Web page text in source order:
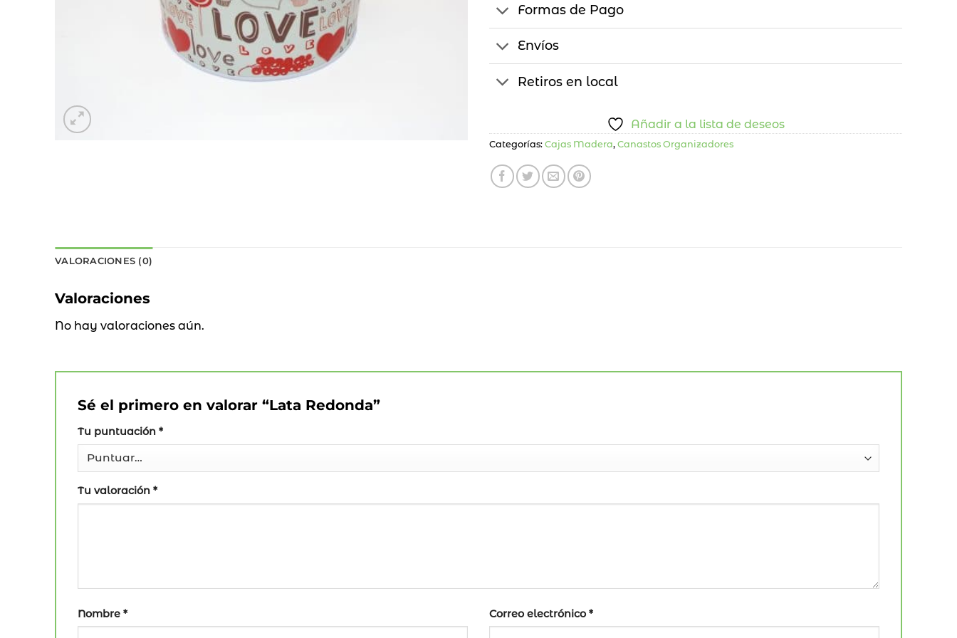
Formas de Pago
Envíos
Retiros en local
Añadir a la lista de deseos
Categorías: Cajas Madera, Canastos Organizadores
VALORACIONES (0)
Valoraciones
No hay valoraciones aún.
Sé el primero en valorar “Lata Redonda”
Tu puntuación *
Tu valoración *
Nombre * Correo electrónico *